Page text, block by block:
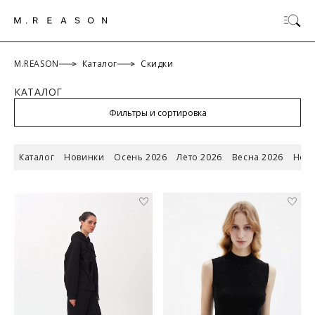
M.REASON Каталог Скидки
КАТАЛОГ
Фильтры и сортировка
Каталог Новинки Осень 2026 Лето 2026 Весна 2026
ОК